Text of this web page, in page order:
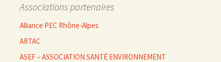
Associations partenaires
Alliance PEC Rhône-Alpes
ARTAC
ASEF – ASSOCIATION SANTÉ ENVIRONNEMENT